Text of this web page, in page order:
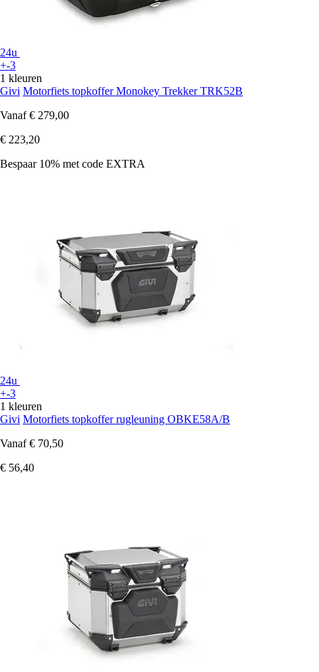
24u
+-3
1 kleuren
Givi Motorfiets topkoffer Monokey Trekker TRK52B
Vanaf € 279,00
€ 223,20
Bespaar 10% met code EXTRA
24u
+-3
1 kleuren
Givi Motorfiets topkoffer rugleuning OBKE58A/B
Vanaf € 70,50
€ 56,40